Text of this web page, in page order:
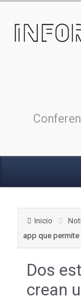
Inicio
app que permite
Dos
crean